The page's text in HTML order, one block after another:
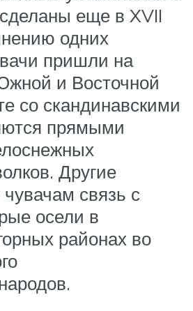
еще в XVII
одних
пришли на
и Восточной
со скандинавскими
прямыми
Другие
связь с
осели в
районах во